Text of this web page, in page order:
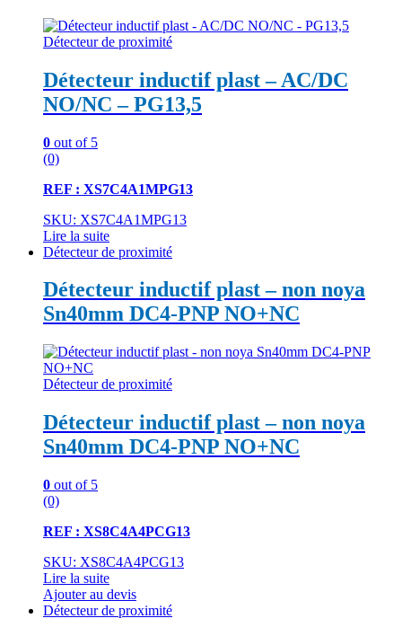
Détecteur de proximité
Détecteur inductif plast – AC/DC
NO/NC – PG13,5
0 out of 5
(0)
REF : XS7C4A1MPG13
SKU: XS7C4A1MPG13
Lire la suite
Détecteur de proximité
Détecteur inductif plast – non noya
Sn40mm DC4-PNP NO+NC
Détecteur de proximité
Détecteur inductif plast – non noya
Sn40mm DC4-PNP NO+NC
0 out of 5
(0)
REF : XS8C4A4PCG13
SKU: XS8C4A4PCG13
Lire la suite
Ajouter au devis
Détecteur de proximité